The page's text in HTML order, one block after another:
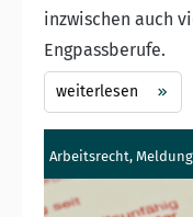
inzwischen auch
Engpassberufe.
weiterlesen
Arbeitsrecht, Meldung